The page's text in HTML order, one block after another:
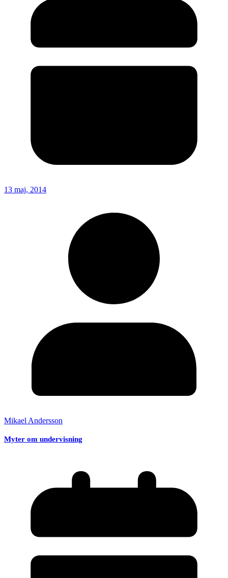
13 maj, 2014
Mikael Andersson
Myter om undervisning